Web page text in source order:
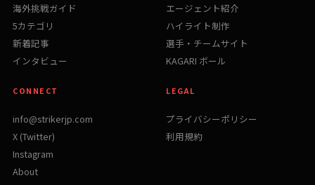
海外挑戦ガイド
5カテゴリ
新着記事
インタビュー
エージェント紹介
ハイライト制作
選手・チームサイト
KAGARI ボール
CONNECT
info@strikerjp.com
X (Twitter)
Instagram
About
LEGAL
プライバシーポリシー
利用規約